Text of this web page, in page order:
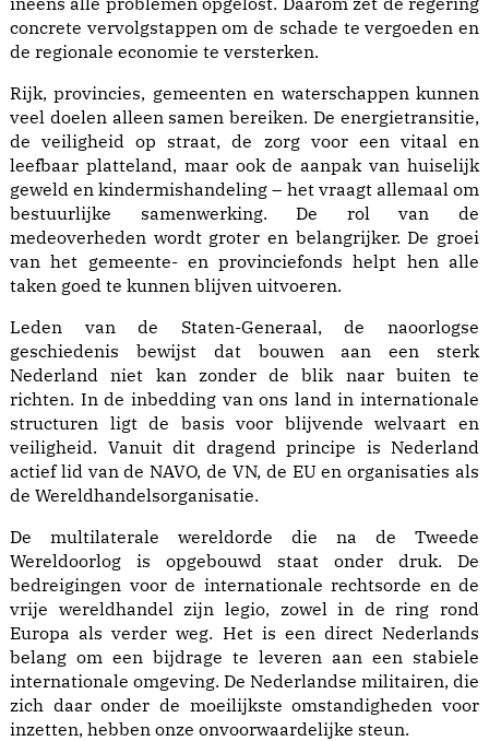
concrete vervolgstappen om de schade te vergoeden en
de regionale economie te versterken.
Rijk, provincies, gemeenten en waterschappen kunnen
veel doelen alleen samen bereiken. De energietransitie,
de veiligheid op straat, de zorg voor een vitaal en
leefbaar platteland, maar ook de aanpak van huiselijk
geweld en kindermishandeling – het vraagt allemaal om
bestuurlijke samenwerking. De rol van de
medeoverheden wordt groter en belangrijker. De groei
van het gemeente- en provinciefonds helpt hen alle
taken goed te kunnen blijven uitvoeren.
Leden van de Staten-Generaal, de naoorlogse
geschiedenis bewijst dat bouwen aan een sterk
Nederland niet kan zonder de blik naar buiten te
richten. In de inbedding van ons land in internationale
structuren ligt de basis voor blijvende welvaart en
veiligheid. Vanuit dit dragend principe is Nederland
actief lid van de NAVO, de VN, de EU en organisaties als
de Wereldhandelsorganisatie.
De multilaterale wereldorde die na de Tweede
Wereldoorlog is opgebouwd staat onder druk. De
bedreigingen voor de internationale rechtsorde en de
vrije wereldhandel zijn legio, zowel in de ring rond
Europa als verder weg. Het is een direct Nederlands
belang om een bijdrage te leveren aan een stabiele
internationale omgeving. De Nederlandse militairen, die
zich daar onder de moeilijkste omstandigheden voor
inzetten, hebben onze onvoorwaardelijke steun.